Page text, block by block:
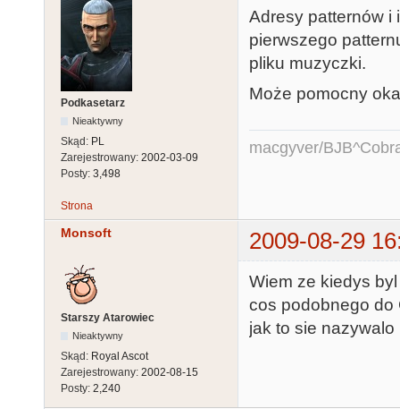
Podkasetarz
Nieaktywny
Skąd: PL
Zarejestrowany: 2002-03-09
Posty: 3,498
Adresy patternów i
pierwszego
pliku muzyczki.
Może pomocny
macgyver/
Strona
Monsoft 2009-08-29
Starszy Atarowiec
Nieaktywny
Skąd: Royal Ascot
Zarejestrowany: 2002-08-15
Posty: 2,240
Wiem ze kiedys
cos podobnego do
jak to sie